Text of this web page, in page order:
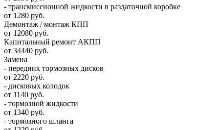
- трансмиссионной жидкости в раздаточной коробке
от 1280 руб.
Демонтаж / монтаж КПП
от 12080 руб.
Капитальный ремонт АКПП
от 34440 руб.
Замена
- передних тормозных дисков
от 2220 руб.
- дисковых колодок
от 1140 руб.
- тормозной жидкости
от 1340 руб.
- тормозного шланга